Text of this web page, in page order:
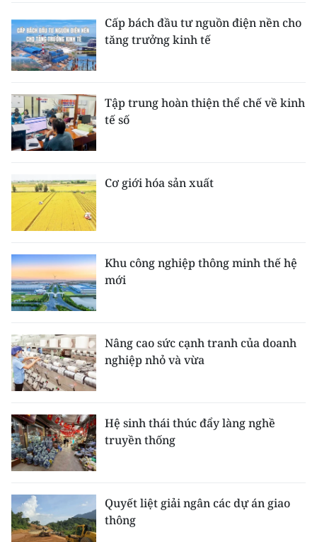
Cấp bách đầu tư nguồn điện nền cho
tăng trưởng kinh tế
Tập trung hoàn thiện thể chế về kinh
tế số
Cơ giới hóa sản xuất
Khu công nghiệp thông minh thế hệ
mới
Nâng cao sức cạnh tranh của doanh
nghiệp nhỏ và vừa
Hệ sinh thái thúc đẩy làng nghề
truyền thống
Quyết liệt giải ngân các dự án giao
thông